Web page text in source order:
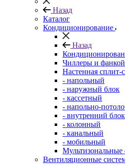
Назад
Каталог
Кондиционирование
Назад
Чиллеры и
Настенная сплит-
- напольный
- наружный блок
- кассетный
- напольно-
- внутренний блок
- колонный
- канальный
- мобильный
Мультизональные
Вентиляционные